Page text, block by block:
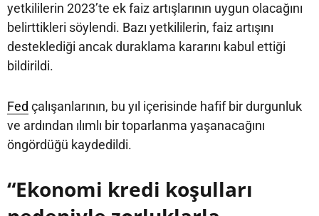
yetkililerin 2023’te ek faiz artışlarının uygun olacağını
belirttikleri söylendi. Bazı yetkililerin, faiz artışını
desteklediği ancak duraklama kararını kabul ettiği
bildirildi.
Fed çalışanlarının, bu yıl içerisinde hafif bir durgunluk
ve ardından ılımlı bir toparlanma yaşanacağını
öngördüğü kaydedildi.
“Ekonomi kredi koşulları